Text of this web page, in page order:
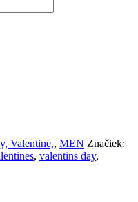
Valentine,, MEN Značiek:
, valentins day,